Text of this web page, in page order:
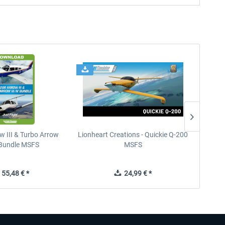
III & Turbo Arrow
MSFS
€ *
Lionheart Creations - Quickie Q-200
MSFS
24,99 € *